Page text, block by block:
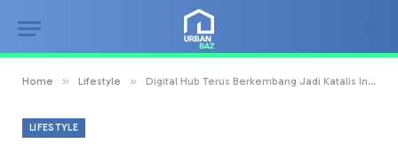
Home » Lifestyle » Digital Hub Terus Berkembang Jadi Katalis Inovasi Digital
LIFESTYLE